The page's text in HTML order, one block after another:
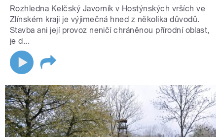
Rozhledna Kelčský Javorník v Hostýnských vrších ve
Zlínském kraji je výjimečná hned z několika důvodů.
Stavba ani její provoz neničí chráněnou přírodní oblast,
je d...